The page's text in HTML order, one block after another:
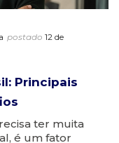
postado 12 de
Principais
ter muita
é um fator